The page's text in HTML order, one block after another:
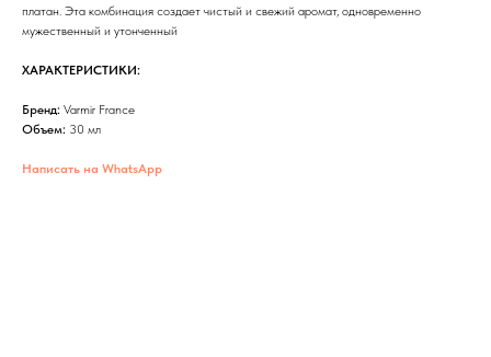
платан. Эта комбинация создает чистый и свежий аромат, одновременно
мужественный и утонченный
ХАРАКТЕРИСТИКИ:
Бренд: Varmir France
Объем: 30 мл
Написать на WhatsApp